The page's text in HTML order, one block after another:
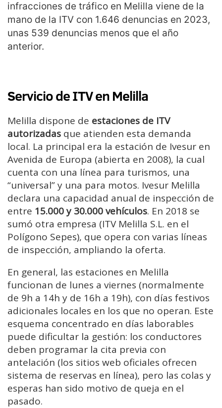
infracciones de tráfico en Melilla viene de la
mano de la ITV con 1.646 denuncias en 2023,
unas 539 denuncias menos que el año
anterior.
Servicio de ITV en Melilla
Melilla dispone de estaciones de ITV
autorizadas que atienden esta demanda
local. La principal era la estación de Ivesur en
Avenida de Europa (abierta en 2008), la cual
cuenta con una línea para turismos, una
“universal” y una para motos. Ivesur Melilla
declara una capacidad anual de inspección de
entre 15.000 y 30.000 vehículos. En 2018 se
sumó otra empresa (ITV Melilla S.L. en el
Polígono Sepes), que opera con varias líneas
de inspección, ampliando la oferta.
En general, las estaciones en Melilla
funcionan de lunes a viernes (normalmente
de 9h a 14h y de 16h a 19h), con días festivos
adicionales locales en los que no operan. Este
esquema concentrado en días laborables
puede dificultar la gestión: los conductores
deben programar la cita previa con
antelación (los sitios web oficiales ofrecen
sistema de reservas en línea), pero las colas y
esperas han sido motivo de queja en el
pasado.